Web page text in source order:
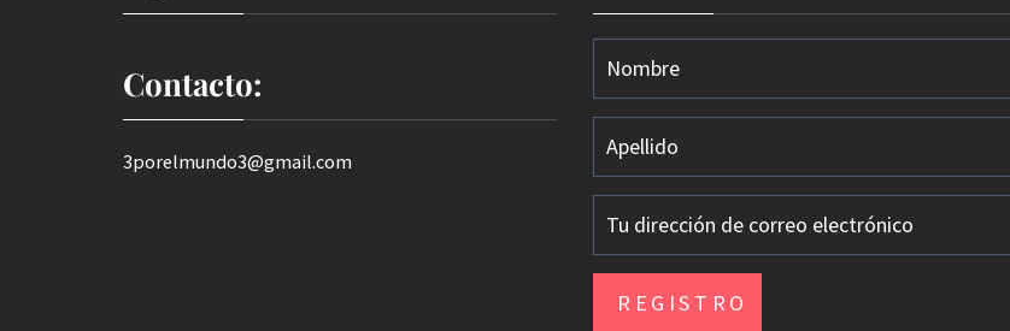
Contacto:
3porelmundo3@gmail.com